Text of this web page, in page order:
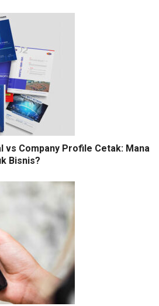
vs Company Profile Cetak: Mana
Bisnis?